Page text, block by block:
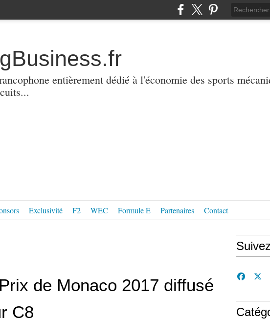
entièrement dédié à l'économie des sports
Exclusivité F2 WEC Formule E Partenaires Contact
de Monaco 2017 diffusé
C8